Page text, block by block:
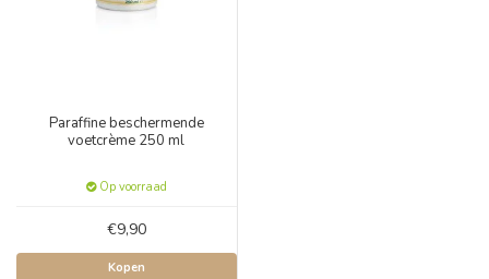
Paraffine beschermende
voetcrème 250 ml
Op voorraad
€9,90
Kopen